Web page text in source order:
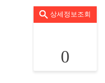
상세정보조회
0